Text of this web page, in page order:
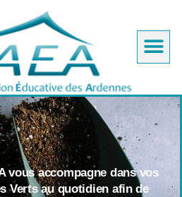
vous accompagne dans vos
Verts au quotidien afin de